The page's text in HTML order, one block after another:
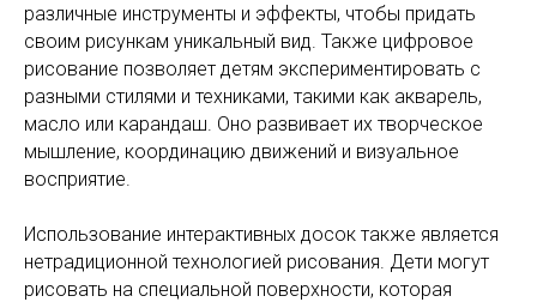
различные инструменты и эффекты, чтобы придать
своим рисункам уникальный вид. Также цифровое
рисование позволяет детям экспериментировать с
разными стилями и техниками, такими как акварель,
масло или карандаш. Оно развивает их творческое
мышление, координацию движений и визуальное
восприятие.
Использование интерактивных досок также является
нетрадиционной технологией рисования. Дети могут
рисовать на специальной поверхности, которая